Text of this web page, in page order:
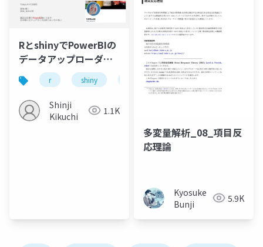
RとshinyでPowerBIの
データアップローダー
を作った
r shiny power bi
Shinji
Kikuchi
1.1K
多変量解析_08_項目反
応理論
Kyosuke
Bunji
5.9K